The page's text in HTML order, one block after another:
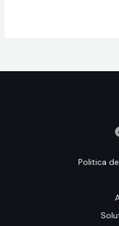
Politica